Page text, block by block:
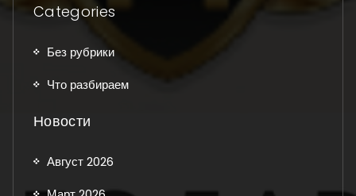
Categories
Без рубрики
Что разбираем
Новости
Август 2026